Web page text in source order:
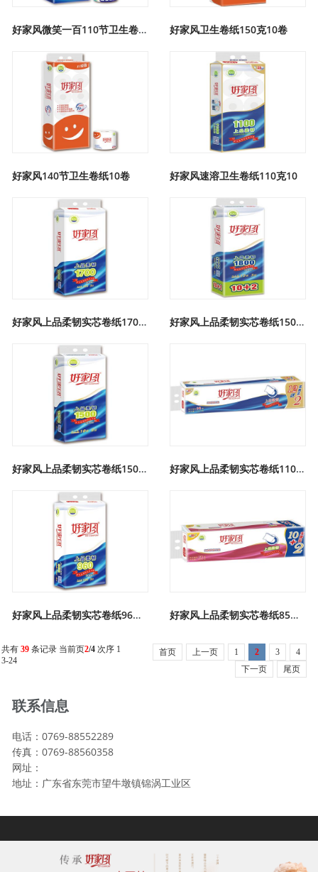
好家风微笑一百110节卫生卷纸 好家风卫生卷纸150克10卷
好家风140节卫生卷纸10卷 好家风速溶卫生卷纸110克10
好家风上品柔韧实芯卷纸170克 好家风上品柔韧实芯卷纸150克
好家风上品柔韧实芯卷纸150克 好家风上品柔韧实芯卷纸110克
好家风上品柔韧实芯卷纸96克1 好家风上品柔韧实芯卷纸85克1
共有39 条记录 当前页2/4 次序 1
3-24
首页 上一页 1 2 3
4
下一页
尾页
联系信息
电话：0769-88552289
传真：0769-88560358
网址：
地址：广东省东莞市望牛墩镇锦涡工业区